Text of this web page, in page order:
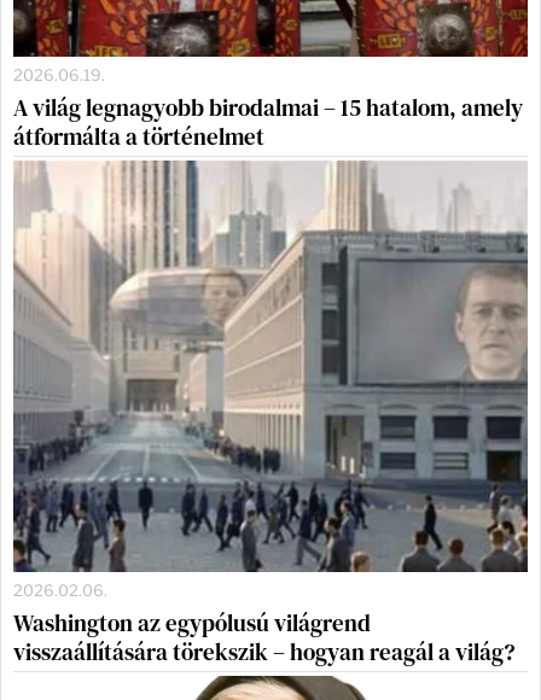
2026.06.19.
A világ legnagyobb birodalmai – 15 hatalom, amely
átformálta a történelmet
2026.02.06.
Washington az egypólusú világrend
visszaállítására törekszik – hogyan reagál a világ?